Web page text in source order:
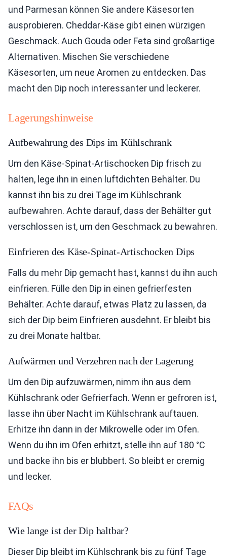
und Parmesan können Sie andere Käsesorten
ausprobieren. Cheddar-Käse gibt einen würzigen
Geschmack. Auch Gouda oder Feta sind großartige
Alternativen. Mischen Sie verschiedene
Käsesorten, um neue Aromen zu entdecken. Das
macht den Dip noch interessanter und leckerer.
Lagerungshinweise
Aufbewahrung des Dips im Kühlschrank
Um den Käse-Spinat-Artischocken Dip frisch zu
halten, lege ihn in einen luftdichten Behälter. Du
kannst ihn bis zu drei Tage im Kühlschrank
aufbewahren. Achte darauf, dass der Behälter gut
verschlossen ist, um den Geschmack zu bewahren.
Einfrieren des Käse-Spinat-Artischocken Dips
Falls du mehr Dip gemacht hast, kannst du ihn auch
einfrieren. Fülle den Dip in einen gefrierfesten
Behälter. Achte darauf, etwas Platz zu lassen, da
sich der Dip beim Einfrieren ausdehnt. Er bleibt bis
zu drei Monate haltbar.
Aufwärmen und Verzehren nach der Lagerung
Um den Dip aufzuwärmen, nimm ihn aus dem
Kühlschrank oder Gefrierfach. Wenn er gefroren ist,
lasse ihn über Nacht im Kühlschrank auftauen.
Erhitze ihn dann in der Mikrowelle oder im Ofen.
Wenn du ihn im Ofen erhitzt, stelle ihn auf 180 °C
und backe ihn bis er blubbert. So bleibt er cremig
und lecker.
FAQs
Wie lange ist der Dip haltbar?
Dieser Dip bleibt im Kühlschrank bis zu fünf Tage